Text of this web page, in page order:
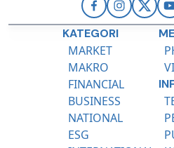
KATEGORI
MARKET
MAKRO
FINANCIAL
BUSINESS
NATIONAL
ESG